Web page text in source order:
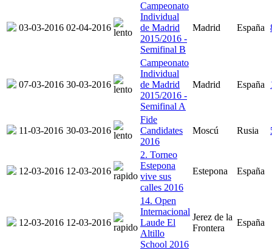
03-03-2016 02-04-2016
Campeonato
Individual
de Madrid
2015/2016 -
Semifinal B
Madrid España
07-03-2016 30-03-2016
Campeonato
Individual
de Madrid
2015/2016 -
Semifinal A
Madrid España
11-03-2016 30-03-2016
Fide
Candidates
2016
Moscú Rusia
12-03-2016 12-03-2016
2. Torneo
Estepona
vive sus
calles 2016
Estepona España
12-03-2016 12-03-2016
14. Open
Internacional
Laude El
Altillo
School 2016
Jerez de la
Frontera
España